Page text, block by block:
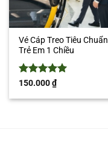
Vé Cáp Treo Tiêu Chuẩn
Trẻ Em 1 Chiều
Được xếp
sao
150.000₫